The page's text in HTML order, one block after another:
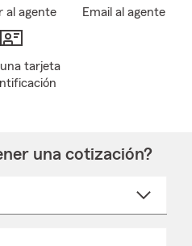
al agente Email al agente
tarjeta
una cotización?